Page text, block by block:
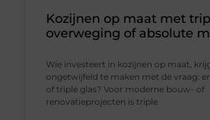
Kozijnen op maat met
overweging of absolute
Wie investeert in kozijnen op maat,
ongetwijfeld te maken met de vraag:
of triple glas? Voor moderne bouw- of
renovatieprojecten is triple